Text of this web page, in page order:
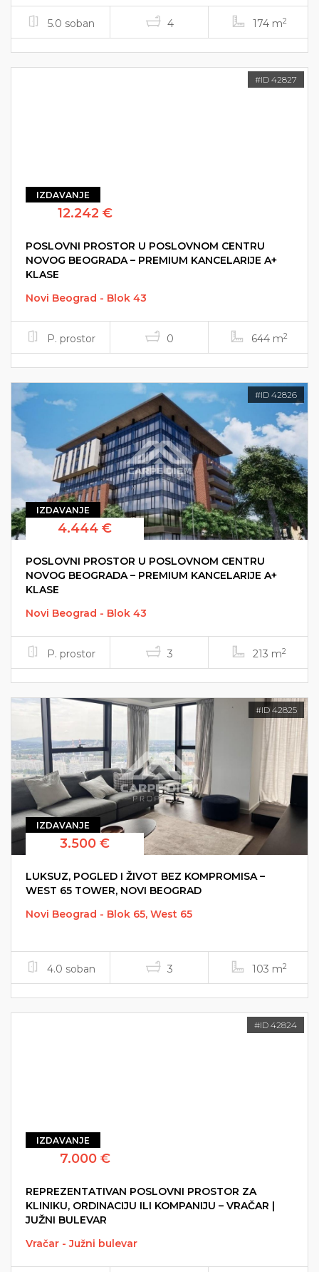
5.0 soban 4 174 m2
#ID 42827
IZDAVANJE
12.242 €
POSLOVNI PROSTOR U POSLOVNOM CENTRU
NOVOG BEOGRADA – PREMIUM KANCELARIJE A+
KLASE
Novi Beograd - Blok 43
P. prostor 0 644 m2
#ID 42826
IZDAVANJE
4.444 €
POSLOVNI PROSTOR U POSLOVNOM CENTRU
NOVOG BEOGRADA – PREMIUM KANCELARIJE A+
KLASE
Novi Beograd - Blok 43
P. prostor 3 213 m2
#ID 42825
IZDAVANJE
3.500 €
LUKSUZ, POGLED I ŽIVOT BEZ KOMPROMISA –
WEST 65 TOWER, NOVI BEOGRAD
Novi Beograd - Blok 65, West 65
4.0 soban 3 103 m2
#ID 42824
IZDAVANJE
7.000 €
REPREZENTATIVAN POSLOVNI PROSTOR ZA
KLINIKU, ORDINACIJU ILI KOMPANIJU – VRAČAR |
JUŽNI BULEVAR
Vračar - Južni bulevar